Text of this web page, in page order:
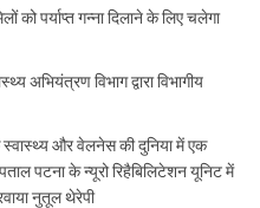
को पर्याप्त गन्ना दिलाने के लिए चलेगा
अभियंत्रण विभाग द्वारा विभागीय
और वेलनेस की दुनिया में एक
पटना के न्यूरो रिहैबिलिटेशन यूनिट में
नुतूल थेरेपी